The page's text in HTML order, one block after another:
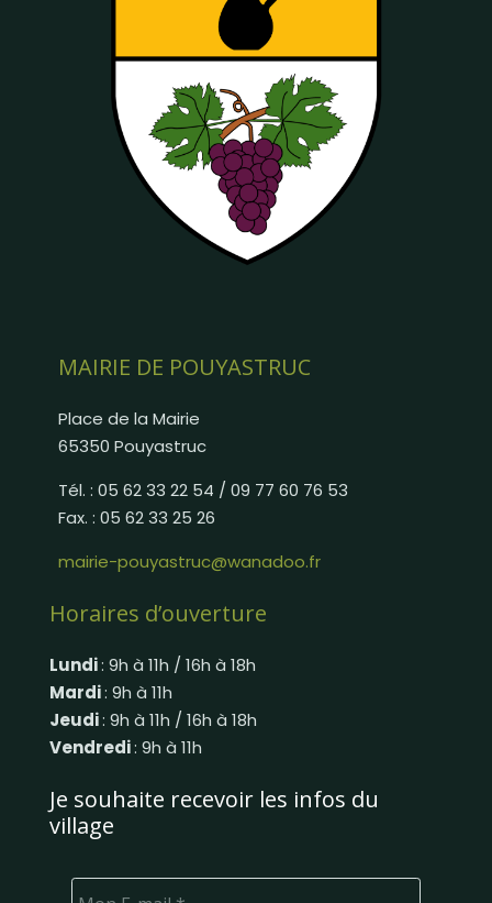
MAIRIE DE POUYASTRUC
Place de la Mairie
65350 Pouyastruc
Tél. : 05 62 33 22 54 / 09 77 60 76 53
Fax. : 05 62 33 25 26
mairie-pouyastruc@wanadoo.fr
Horaires d’ouverture
Lundi: 9h à 11h / 16h à 18h
Mardi: 9h à 11h
Jeudi: 9h à 11h / 16h à 18h
Vendredi: 9h à 11h
Je souhaite recevoir les infos du
village